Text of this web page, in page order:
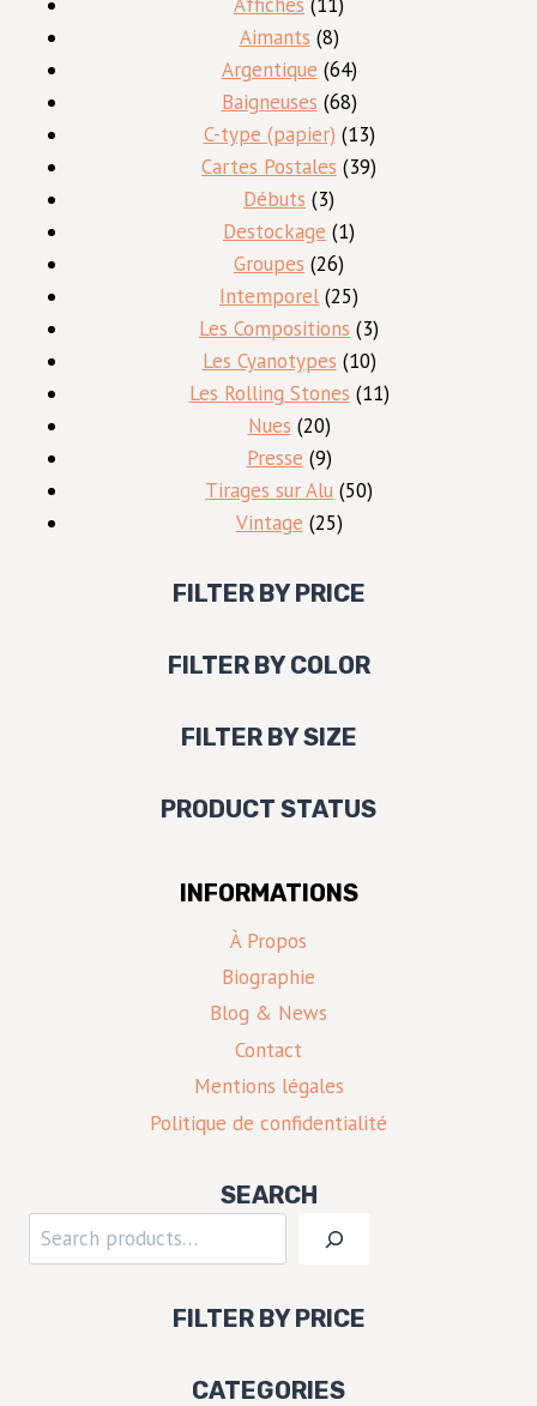
produits
Aimants 88
produits
Argentique 6464
produits
Baigneuses 6868
produits
C-type (papier) 1313
produits
Cartes Postales 3939
Débuts 33
produits
Destockage 11
Groupes 2626
produits
Intemporel 2525
produits
Les Compositions 33
produits
Les Cyanotypes 1010
produits
Les Rolling Stones 1111
Nues 2020
produits
Presse 99
produits
Tirages sur Alu 5050
Vintage 2525
FILTER BY PRICE
FILTER BY COLOR
FILTER BY SIZE
PRODUCT STATUS
INFORMATIONS
À Propos
Biographie
Blog & News
Contact
Mentions légales
Politique de confidentialité
SEARCH
Rechercher
FILTER BY PRICE
CATEGORIES